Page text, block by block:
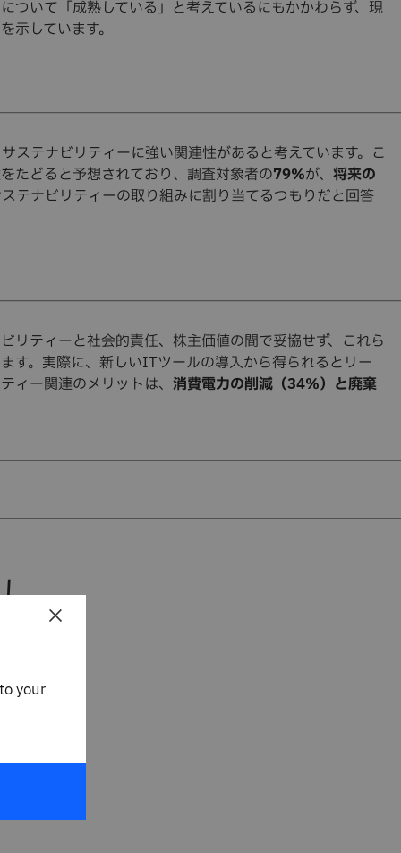
ついて「成熟している」と考えているにもかかわらず、現
示しています。
ステナビリティーに強い関連性があると考えています。こ
たどると予想されており、調査対象者の79％が、将来の
テナビリティーの取り組みに割り当てるつもりだと回答
リティーと社会的責任、株主価値の間で妥協せず、これら
す。実際に、新しいITツールの導入から得られるとリー
ィー関連のメリットは、消費電力の削減（34％）と廃棄
×
your